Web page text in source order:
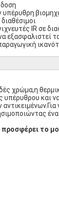
υπέρυθρη
IR σε
εξασφαλιστεί
χρώμα,η
υπέρυθρου και
το